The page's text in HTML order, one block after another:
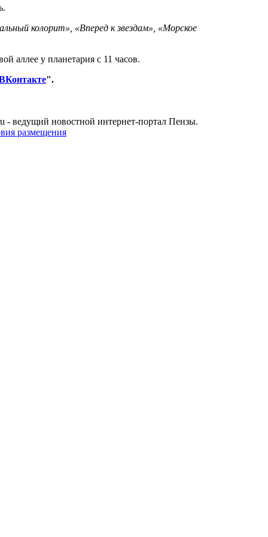
колорит», «Вперед к звездам», «Морское
аллее у планетария с 11 часов.
".
- ведущий новостной интернет-портал Пензы.
размещения